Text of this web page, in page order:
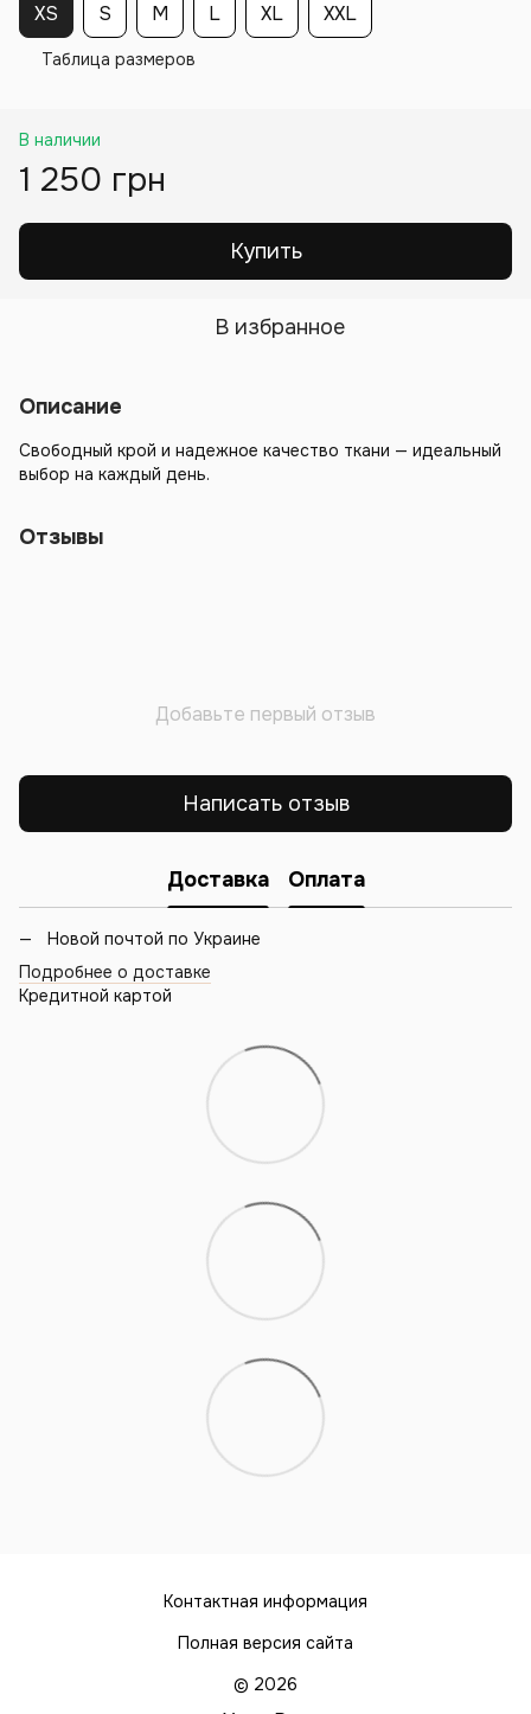
XS S M L XL XXL
Таблица размеров
В наличии
1 250 грн
Купить
В избранное
Описание
Свободный крой и надежное качество ткани — идеальный
выбор на каждый день.
Отзывы
Добавьте первый отзыв
Написать отзыв
Доставка Оплата
Новой почтой по Украине
Подробнее о доставке
Кредитной картой
Контактная информация
Полная версия сайта
© 2026